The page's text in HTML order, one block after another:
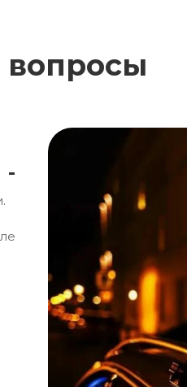
вопросы